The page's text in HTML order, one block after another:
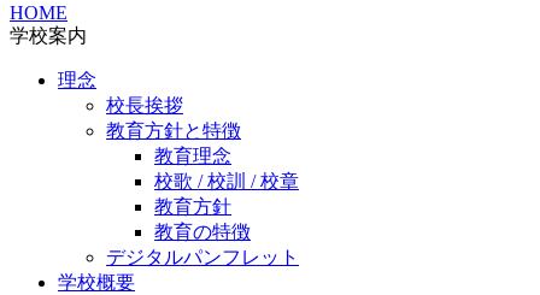
HOME
学校案内
理念
校長挨拶
教育方針と特徴
教育理念
校歌 / 校訓 / 校章
教育方針
教育の特徴
デジタルパンフレット
学校概要